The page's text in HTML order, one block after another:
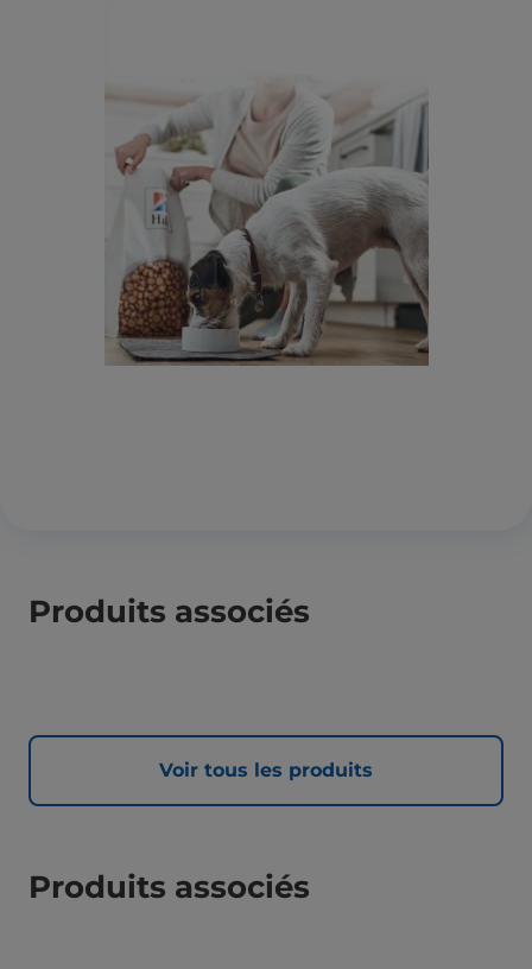
Produits associés
Voir tous les produits
Produits associés